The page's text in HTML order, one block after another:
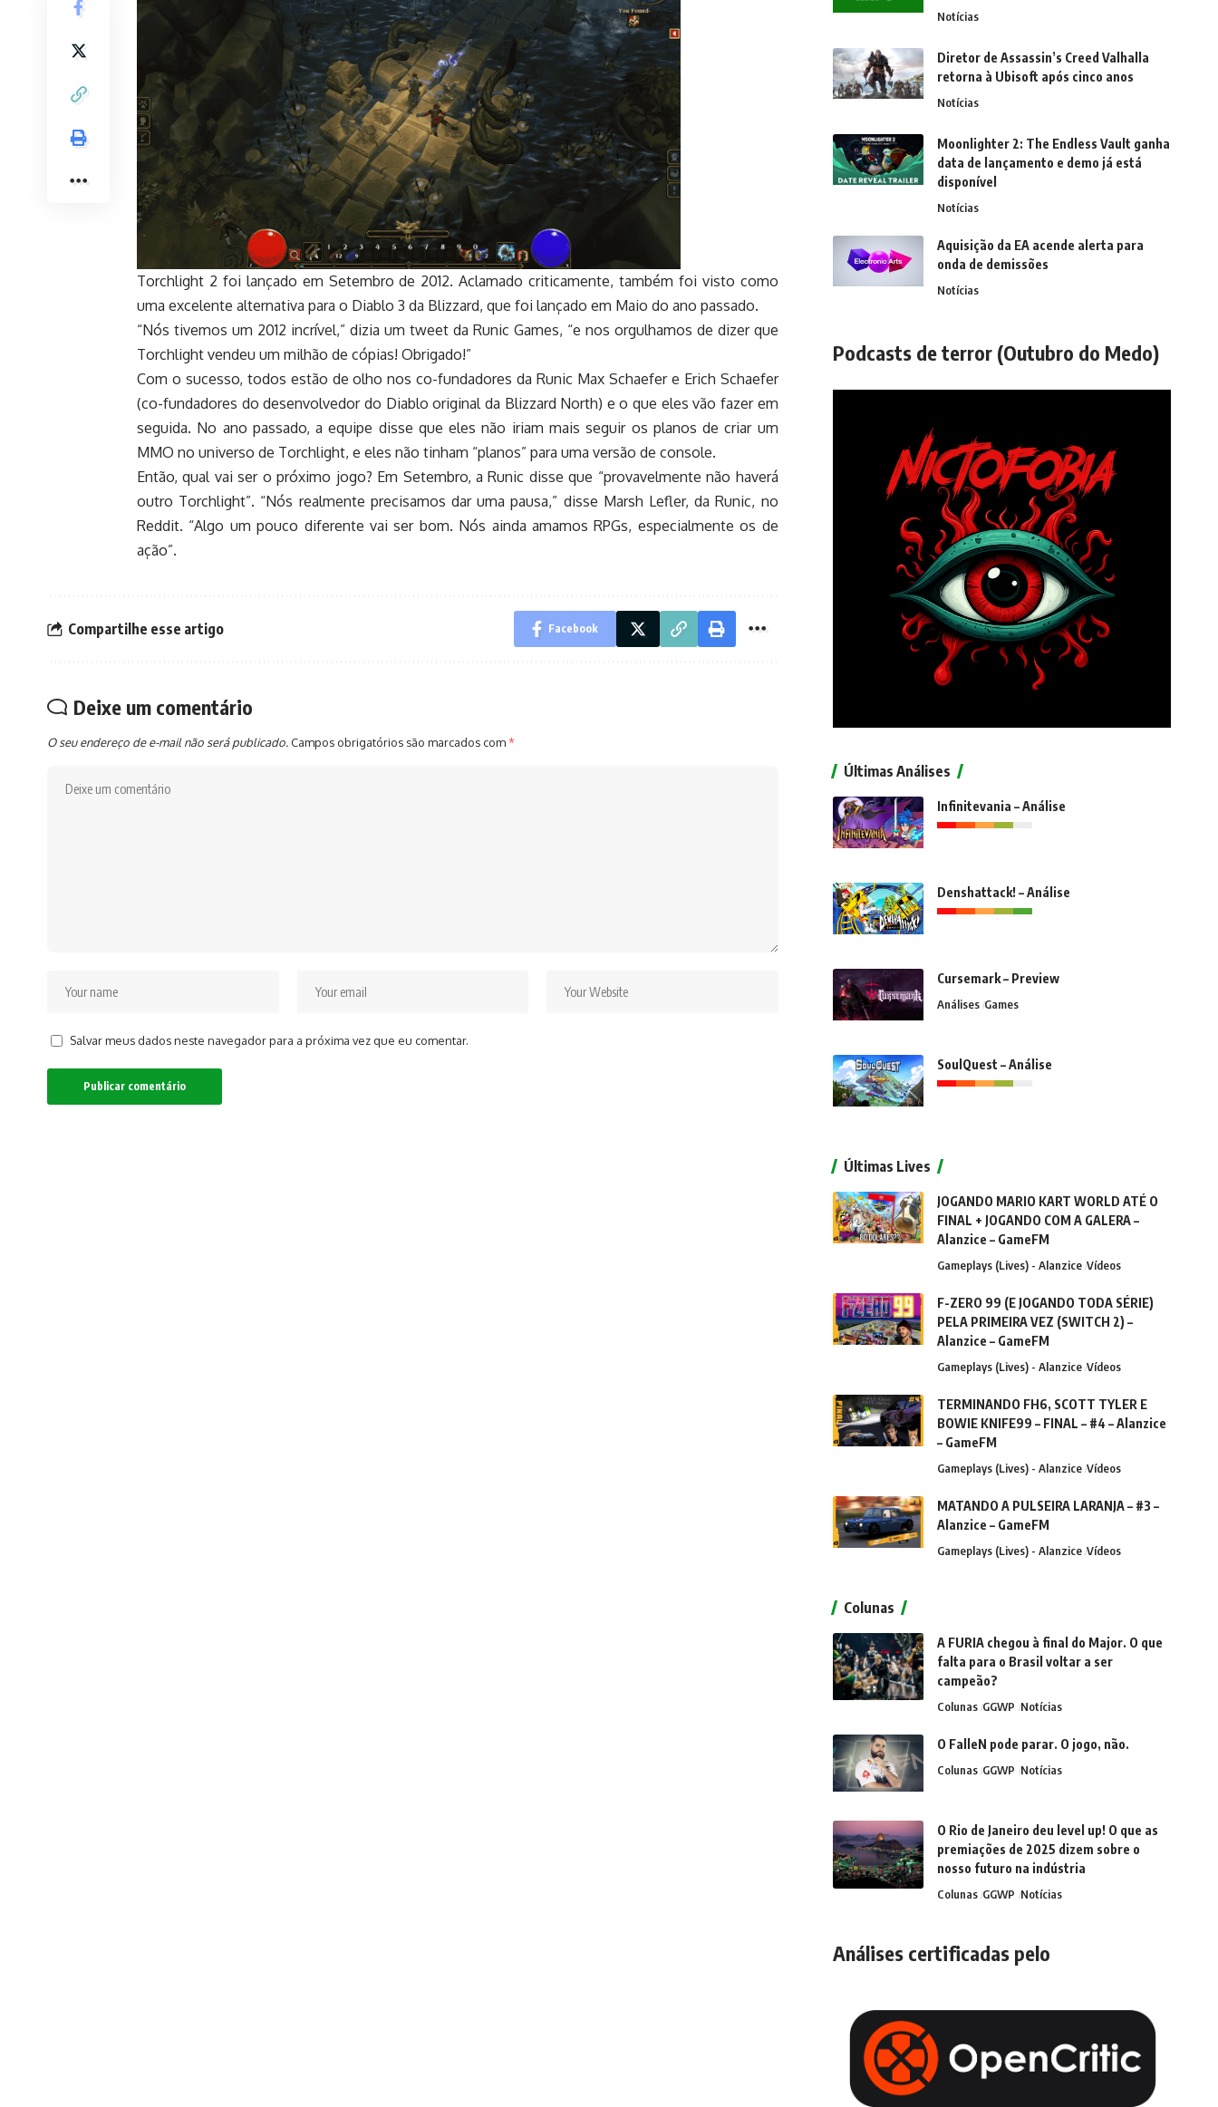
Torchlight 2 foi lançado em Setembro de 2012. Aclamado criticamente, também foi visto como
uma excelente alternativa para o Diablo 3 da Blizzard, que foi lançado em Maio do ano passado.
“Nós tivemos um 2012 incrível,” dizia um tweet da Runic Games, “e nos orgulhamos de dizer que
Torchlight vendeu um milhão de cópias! Obrigado!”
Com o sucesso, todos estão de olho nos co-fundadores da Runic Max Schaefer e Erich Schaefer
(co-fundadores do desenvolvedor do Diablo original da Blizzard North) e o que eles vão fazer em
seguida. No ano passado, a equipe disse que eles não iriam mais seguir os planos de criar um
MMO no universo de Torchlight, e eles não tinham “planos” para uma versão de console.
Então, qual vai ser o próximo jogo? Em Setembro, a Runic disse que “provavelmente não haverá
outro Torchlight”. “Nós realmente precisamos dar uma pausa,” disse Marsh Lefler, da Runic, no
Reddit. “Algo um pouco diferente vai ser bom. Nós ainda amamos RPGs, especialmente os de
ação”.
Compartilhe esse artigo Facebook
Deixe um comentário
O seu endereço de e-mail não será publicado. Campos obrigatórios são marcados com*
Salvar meus dados neste navegador para a próxima vez que eu comentar.
Notícias
Diretor de Assassin’s Creed Valhalla
retorna à Ubisoft após cinco anos
Notícias
Moonlighter 2: The Endless Vault ganha
data de lançamento e demo já está
disponível
Notícias
Aquisição da EA acende alerta para
onda de demissões
Notícias
Podcasts de terror (Outubro do Medo)
Últimas Análises
Infinitevania – Análise
Denshattack! – Análise
Cursemark – Preview
Análises Games
SoulQuest – Análise
Últimas Lives
JOGANDO MARIO KART WORLD ATÉ O
FINAL + JOGANDO COM A GALERA –
Alanzice – GameFM
Gameplays (Lives) - Alanzice Vídeos
F-ZERO 99 (E JOGANDO TODA SÉRIE)
PELA PRIMEIRA VEZ (SWITCH 2) –
Alanzice – GameFM
Gameplays (Lives) - Alanzice Vídeos
TERMINANDO FH6, SCOTT TYLER E
BOWIE KNIFE99 – FINAL – #4 – Alanzice
– GameFM
Gameplays (Lives) - Alanzice Vídeos
MATANDO A PULSEIRA LARANJA – #3 –
Alanzice – GameFM
Gameplays (Lives) - Alanzice Vídeos
Colunas
A FURIA chegou à final do Major. O que
falta para o Brasil voltar a ser
campeão?
Colunas GGWP Notícias
O FalleN pode parar. O jogo, não.
Colunas GGWP Notícias
O Rio de Janeiro deu level up! O que as
premiações de 2025 dizem sobre o
nosso futuro na indústria
Colunas GGWP Notícias
Análises certificadas pelo